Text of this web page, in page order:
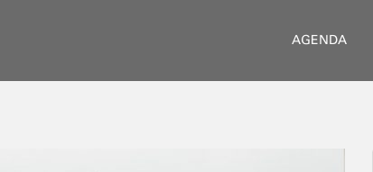
AGENDA